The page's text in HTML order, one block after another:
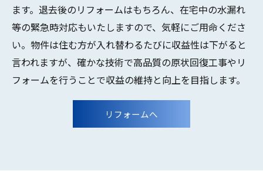
ます。退去後のリフォームはもちろん、在宅中の水漏れ
等の緊急時対応もいたしますので、気軽にご用命くださ
い。物件は住む方が入れ替わるたびに収益性は下がると
言われますが、確かな技術で高品質の原状回復工事やリ
フォームを行うことで収益の維持と向上を目指します。
リフォームへ